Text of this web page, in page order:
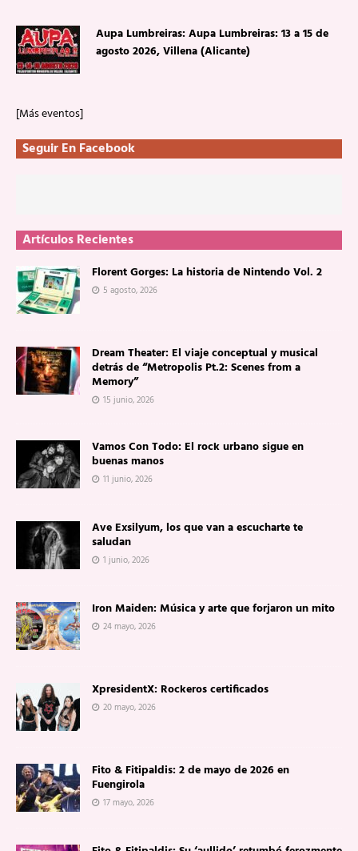
Aupa Lumbreiras: Aupa Lumbreiras: 13 a 15 de
agosto 2026, Villena (Alicante)
[Más eventos]
Seguir En Facebook
Artículos Recientes
Florent Gorges: La historia de Nintendo Vol. 2
5 agosto, 2026
Dream Theater: El viaje conceptual y musical
detrás de “Metropolis Pt.2: Scenes from a
Memory”
15 junio, 2026
Vamos Con Todo: El rock urbano sigue en
buenas manos
11 junio, 2026
Ave Exsilyum, los que van a escucharte te
saludan
1 junio, 2026
Iron Maiden: Música y arte que forjaron un mito
24 mayo, 2026
XpresidentX: Rockeros certificados
20 mayo, 2026
Fito & Fitipaldis: 2 de mayo de 2026 en
Fuengirola
17 mayo, 2026